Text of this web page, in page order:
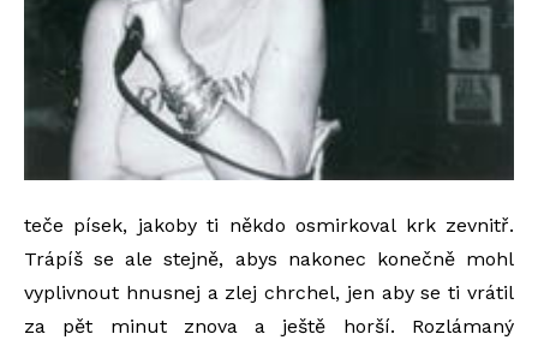
teče písek, jakoby ti někdo osmirkoval krk zevnitř.
Trápíš se ale stejně, abys nakonec konečně mohl
vyplivnout hnusnej a zlej chrchel, jen aby se ti vrátil
za pět minut znova a ještě horší. Rozlámaný